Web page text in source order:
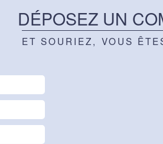
DÉPOSEZ UN
ET SOURIEZ, VOUS